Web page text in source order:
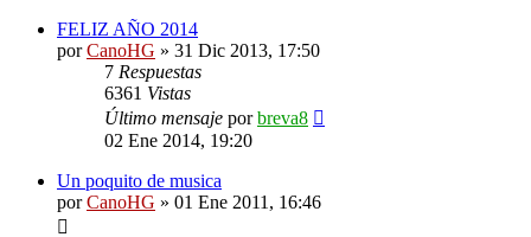
FELIZ AÑO 2014
porCanoHG » 31 Dic 2013, 17:50
7 Respuestas
6361 Vistas
Último mensaje porbreva8
02 Ene 2014, 19:20
Un poquito de musica
porCanoHG » 01 Ene 2011, 16:46